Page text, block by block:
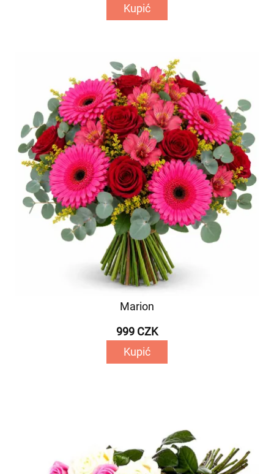
Kupić
Marion
999 CZK
Kupić